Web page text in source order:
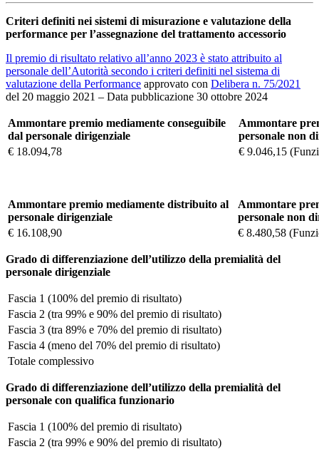
Criteri definiti nei sistemi di misurazione e valutazione della
performance per l’assegnazione del trattamento accessorio
Il premio di risultato relativo all’anno 2023 è stato attribuito al
personale dell’Autorità secondo i criteri definiti nel sistema di
valutazione della Performance approvato con Delibera n. 75/2021
del 20 maggio 2021 – Data pubblicazione 30 ottobre 2024
Ammontare premio mediamente conseguibile
dal personale dirigenziale
Ammontare
personale non
€ 18.094,78
€ 9.046,15
Ammontare premio mediamente distribuito al
personale dirigenziale
Ammontare
personale non
€ 16.108,90
€ 8.480,58
Grado di differenziazione dell’utilizzo della premialità del
personale dirigenziale
Fascia 1 (100% del premio di risultato)
Fascia 2 (tra 99% e 90% del premio di risultato)
Fascia 3 (tra 89% e 70% del premio di risultato)
Fascia 4 (meno del 70% del premio di risultato)
Totale complessivo
Grado di differenziazione dell’utilizzo della premialità del
personale con qualifica funzionario
Fascia 1 (100% del premio di risultato)
Fascia 2 (tra 99% e 90% del premio di risultato)